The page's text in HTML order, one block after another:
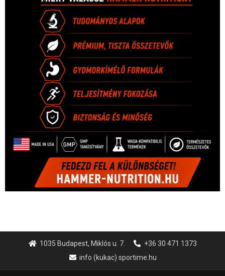
1035 Budapest, Miklós u. 7.
+36 30 471 1373
info (kukac) sportime.hu